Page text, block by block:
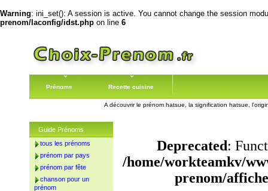
Warning: ini_set(): A session is active. You cannot change the session
prenom/laconfig/idst.php on line 6
Prénoms Recette cuisine
A découvrir le prénom hatsue, la signification hatsue,
Deprecated:
/home/workteamkv/
prenom/
Guide Prénoms
tous les prénoms
prénom par pays
prénom par fête
chanson pour un
prénom